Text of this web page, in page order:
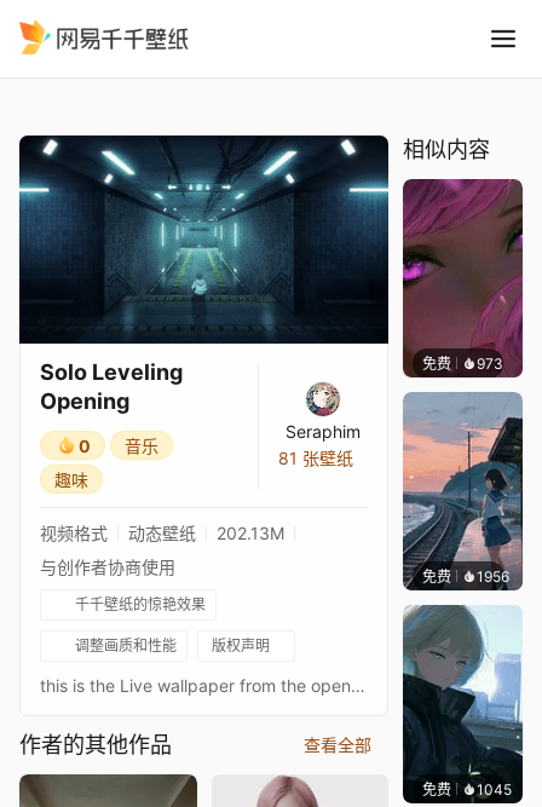
Solo Leveling
Opening
0
音乐
趣味
Seraphim
81 张壁纸
视频格式 动态壁纸
202.13M
与创作者协商使用
千千壁纸的惊艳效果
调整画质和性能 版权声明
this is the Live wallpaper from the opening Solo Leveling LEveL
作者的其他作品 查看全部
相似内容
免费 973辰东
免费 1956辰东
免费 1045辰东